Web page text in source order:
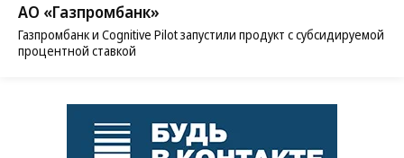
АО «Газпромбанк»
Газпромбанк и Cognitive Pilot запустили продукт с субсидируемой
процентной ставкой